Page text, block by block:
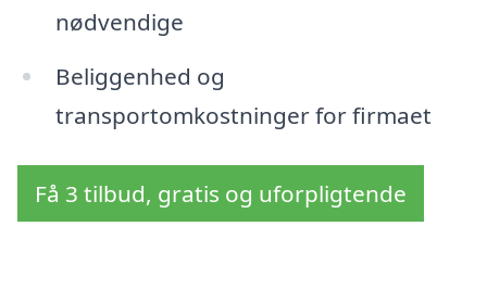
nødvendige
Beliggenhed og
transportomkostninger for firmaet
Få 3 tilbud, gratis og uforpligtende